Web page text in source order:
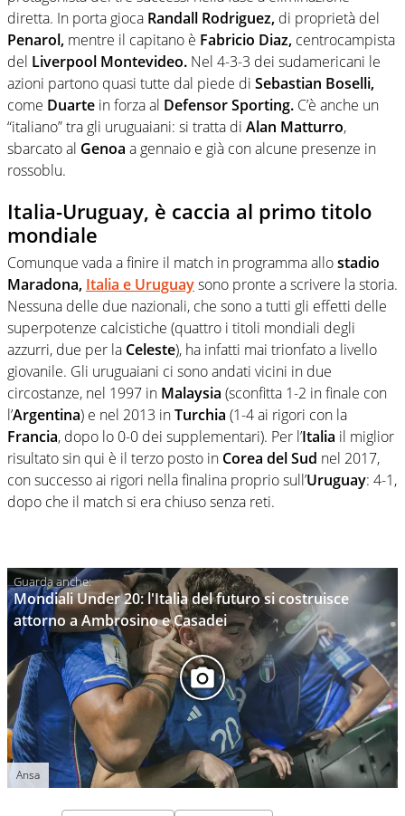
diretta. In porta gioca Randall Rodriguez, di proprietà del
Penarol, mentre il capitano è Fabricio Diaz, centrocampista
del Liverpool Montevideo. Nel 4-3-3 dei sudamericani le
azioni partono quasi tutte dal piede di Sebastian Boselli,
come Duarte in forza al Defensor Sporting. C’è anche un
“italiano” tra gli uruguaiani: si tratta di Alan Matturro,
sbarcato al Genoa a gennaio e già con alcune presenze in
rossoblu.
Italia-Uruguay, è caccia al primo titolo
mondiale
Comunque vada a finire il match in programma allostadio
Maradona, Italia e Uruguaysono pronte a scrivere la storia.
Nessuna delle due nazionali, che sono a tutti gli effetti delle
superpotenze calcistiche (quattro i titoli mondiali degli
azzurri, due per la Celeste), ha infatti mai trionfato a livello
giovanile. Gli uruguaiani ci sono andati vicini in due
circostanze, nel 1997 in Malaysia (sconfitta 1-2 in finale con
l’Argentina) e nel 2013 inTurchia (1-4 ai rigori con la
Francia, dopo lo 0-0 dei supplementari). Per l’Italia il miglior
risultato sin qui è il terzo posto in Corea del Sud nel 2017,
con successo ai rigori nella finalina proprio sull’Uruguay: 4-1,
dopo che il match si era chiuso senza reti.
Mondiali Under 20: l'Italia del futuro si costruisce
attorno a Ambrosino e Casadei
Ansa